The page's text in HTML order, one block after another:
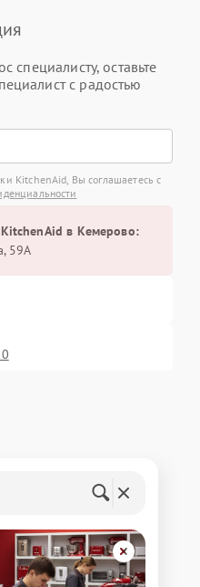
специалисту, оставьте
с радостью
KitchenAid, Вы соглашаетесь с
в Кемерово:
59А